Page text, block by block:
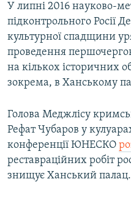
У липні 2016 науково-
підконтрольного Росії
культурної спадщини
проведення
на кількох історичних
зокрема, в Ханському
Голова Меджлісу
Рефат Чубаров у
конференції ЮНЕСКО
реставраційних робіт
знищує Ханський палац.